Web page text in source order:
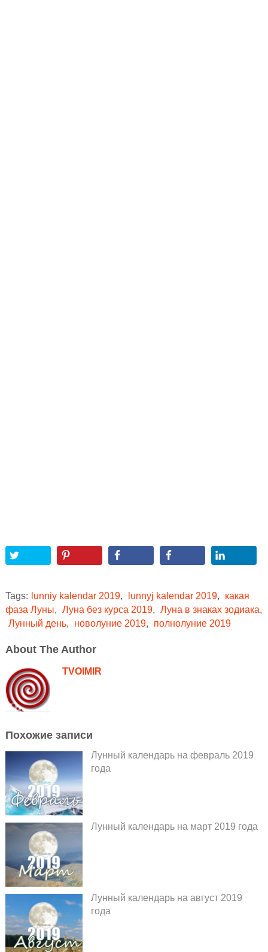
Tags: lunniy kalendar 2019, lunnyj kalendar 2019,
какая
фаза Луны, Луна без курса 2019, Луна в знаках зодиака,
Лунный день, новолуние 2019, полнолуние 2019
About The Author
TVOIMIR
Похожие записи
Лунный календарь на февраль 2019
года
Лунный календарь на март 2019 года
Лунный календарь на август 2019
года